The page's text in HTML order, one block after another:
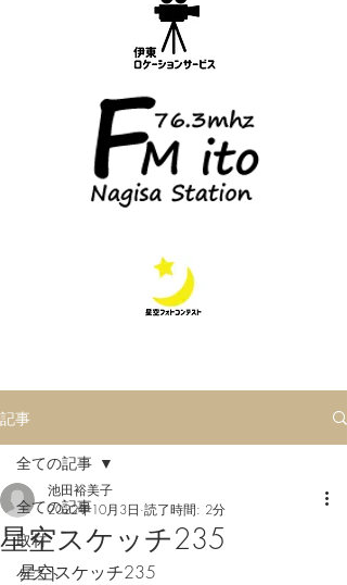
記事
全ての記事
取材
ゲスト
全ての記事
星空スケッチ235
池田裕美子
2022年10月3日 読了時間: 2分
星空スケッチ235